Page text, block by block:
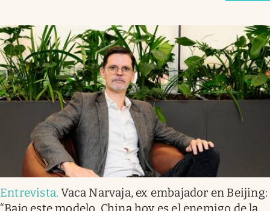
Entrevista.Vaca Narvaja, ex embajador en Beijing:
“Bajo este modelo, China hoy es el enemigo de la